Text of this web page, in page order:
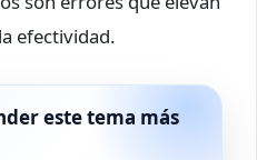
efectividad.
este tema más